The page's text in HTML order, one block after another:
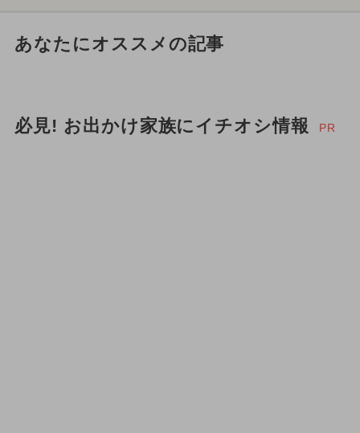
あなたにオススメの記事
必見! お出かけ家族にイチオシ情報 PR